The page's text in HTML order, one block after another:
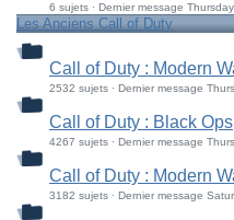
6 sujets · Dernier message
Les Anciens Call of Duty
Call of Duty : Modern
2532 sujets · Dernier message
Call of Duty : Black Ops
4267 sujets · Dernier message
Call of Duty : Modern
3182 sujets · Dernier message